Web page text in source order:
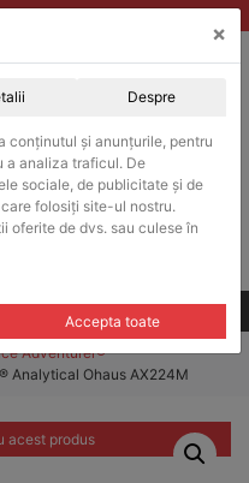
in sistemul SEAP / SICAP
CAUTARE
Adventurer®
Analytical Ohaus AX224M
acest produs
×
Despre
conținutul și anunțurile, pentru
a analiza traficul. De
sociale, de publicitate și de
folosiți site-ul nostru.
oferite de dvs. sau culese în
Accepta toate